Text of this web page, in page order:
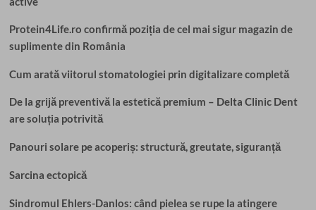
Protein4Life.ro confirmă poziția de cel mai sigur magazin de
suplimente din România
Cum arată viitorul stomatologiei prin digitalizare completă
De la grijă preventivă la estetică premium – Delta Clinic Dent
are soluția potrivită
Panouri solare pe acoperiș: structură, greutate, siguranță
Sarcina ectopică
Sindromul Ehlers-Danlos: când pielea se rupe la atingere